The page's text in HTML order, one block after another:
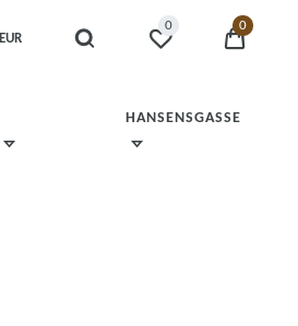
EUR
0 0
HANSENSGASSE